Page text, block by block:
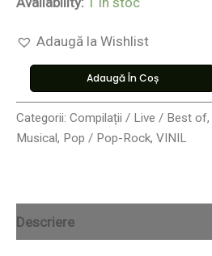
Adaugă la Wishlist
Adaugă În Coș
Categorii: Compilații / Live / Best of,
Musical, Pop / Pop-Rock, VINIL
Descriere